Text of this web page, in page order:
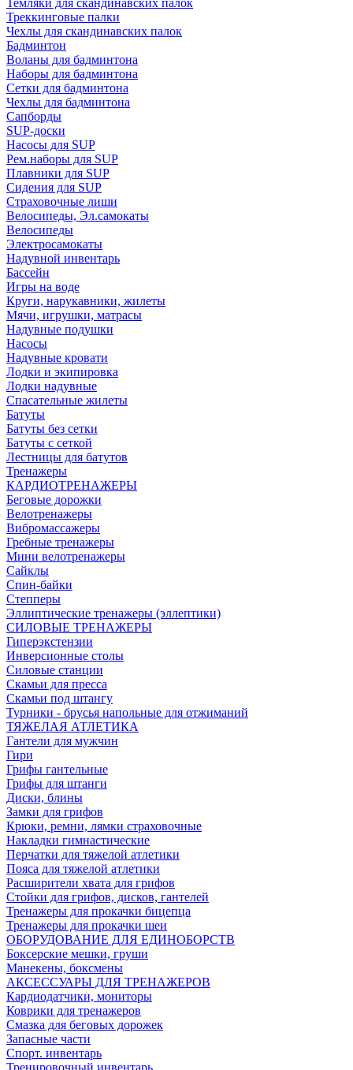
Темляки для скандинавских палок
Треккинговые палки
Чехлы для скандинавских палок
Бадминтон
Воланы для бадминтона
Наборы для бадминтона
Сетки для бадминтона
Чехлы для бадминтона
Сапборды
SUP-доски
Насосы для SUP
Рем.наборы для SUP
Плавники для SUP
Сидения для SUP
Страховочные лиши
Велосипеды, Эл.самокаты
Велосипеды
Электросамокаты
Надувной инвентарь
Бассейн
Игры на воде
Круги, нарукавники, жилеты
Мячи, игрушки, матрасы
Надувные подушки
Насосы
Надувные кровати
Лодки и экипировка
Лодки надувные
Спасательные жилеты
Батуты
Батуты без сетки
Батуты с сеткой
Лестницы для батутов
Тренажеры
КАРДИОТРЕНАЖЕРЫ
Беговые дорожки
Велотренажеры
Вибромассажеры
Гребные тренажеры
Мини велотренажеры
Сайклы
Спин-байки
Степперы
Эллиптические тренажеры (эллептики)
СИЛОВЫЕ ТРЕНАЖЕРЫ
Гиперэкстензии
Инверсионные столы
Силовые станции
Скамьи для пресса
Скамьи под штангу
Турники - брусья напольные для отжиманий
ТЯЖЕЛАЯ АТЛЕТИКА
Гантели для мужчин
Гири
Грифы гантельные
Грифы для штанги
Диски, блины
Замки для грифов
Крюки, ремни, лямки страховочные
Накладки гимнастические
Перчатки для тяжелой атлетики
Пояса для тяжелой атлетики
Расширители хвата для грифов
Стойки для грифов, дисков, гантелей
Тренажеры для прокачки бицепца
Тренажеры для прокачки шеи
ОБОРУДОВАНИЕ ДЛЯ ЕДИНОБОРСТВ
Боксерские мешки, груши
Манекены, боксмены
АКСЕССУАРЫ ДЛЯ ТРЕНАЖЕРОВ
Кардиодатчики, мониторы
Коврики для тренажеров
Смазка для беговых дорожек
Запасные части
Спорт. инвентарь
Тренировочный инвентарь